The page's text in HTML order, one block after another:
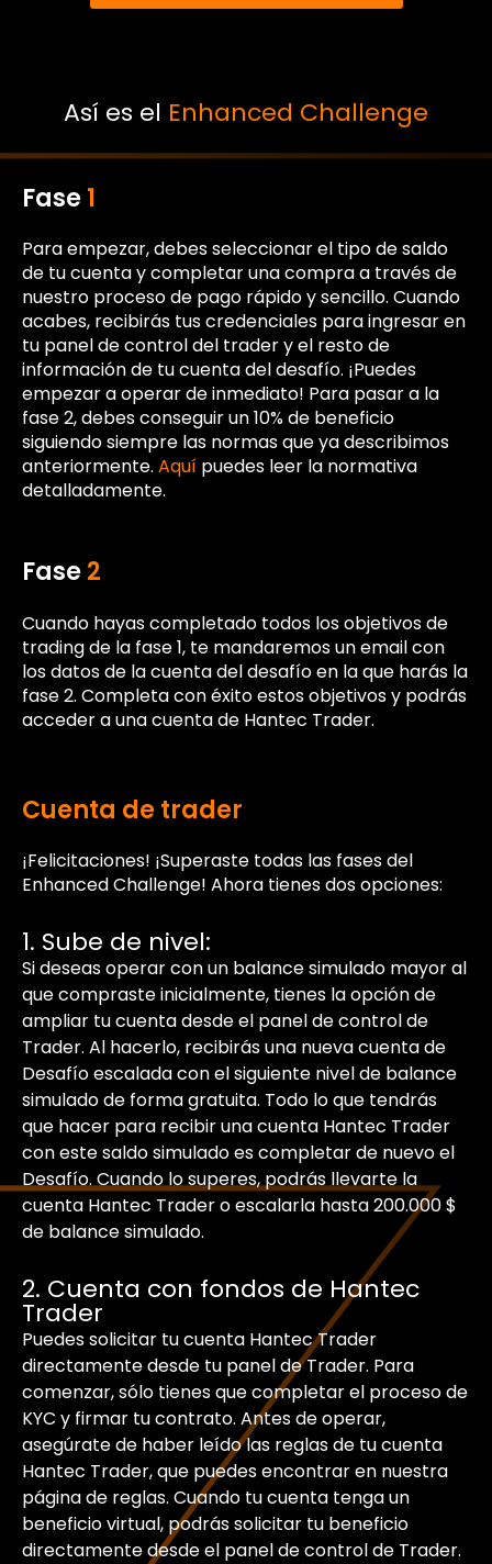
Así es el Enhanced Challenge
Fase1
Para empezar, debes seleccionar el tipo de saldo
de tu cuenta y completar una compra a través de
nuestro proceso de pago rápido y sencillo. Cuando
acabes, recibirás tus credenciales para ingresar en
tu panel de control del trader y el resto de
información de tu cuenta del desafío. ¡Puedes
empezar a operar de inmediato! Para pasar a la
fase 2, debes conseguir un 10% de beneficio
siguiendo siempre las normas que ya describimos
anteriormente. Aquí puedes leer la normativa
detalladamente.
Fase2
Cuando hayas completado todos los objetivos de
trading de la fase 1, te mandaremos un email con
los datos de la cuenta del desafío en la que harás la
fase 2. Completa con éxito estos objetivos y podrás
acceder a una cuenta de Hantec Trader.
Cuenta de trader
¡Felicitaciones! ¡Superaste todas las fases del
Enhanced Challenge! Ahora tienes dos opciones:
1. Sube de nivel:
Si deseas operar con un balance simulado mayor al
que compraste inicialmente, tienes la opción de
ampliar tu cuenta desde el panel de control de
Trader. Al hacerlo, recibirás una nueva cuenta de
Desafío escalada con el siguiente nivel de balance
simulado de forma gratuita. Todo lo que tendrás
que hacer para recibir una cuenta Hantec Trader
con este saldo simulado es completar de nuevo el
Desafío. Cuando lo superes, podrás llevarte la
cuenta Hantec Trader o escalarla hasta 200.000 $
de balance simulado.
2. Cuenta con fondos de Hantec
Trader
Puedes solicitar tu cuenta Hantec Trader
directamente desde tu panel de Trader. Para
comenzar, sólo tienes que completar el proceso de
KYC y firmar tu contrato. Antes de operar,
asegúrate de haber leído las reglas de tu cuenta
Hantec Trader, que puedes encontrar en nuestra
página de reglas. Cuando tu cuenta tenga un
beneficio virtual, podrás solicitar tu beneficio
directamente desde el panel de control de Trader.